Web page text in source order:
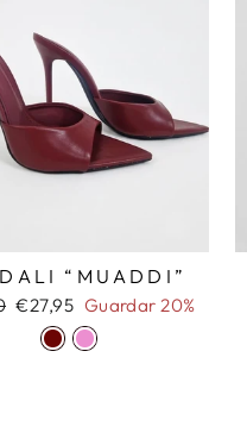
“MUADDI”
Precio
oferta
€27,95 Guardar 20%